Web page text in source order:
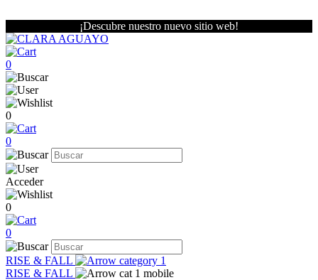
¡Descubre nuestro nuevo sitio web!
0
0
0
Acceder
0
0
RISE & FALL
RISE & FALL